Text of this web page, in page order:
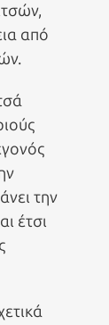
από
την
έτσι